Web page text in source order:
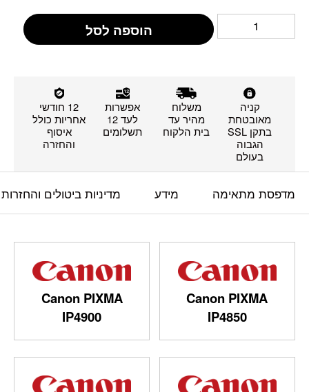
הוספה לסל
קניה
מאובטחת
בתקן SSL
הגבוה
בעולם
משלוח
מהיר עד
בית הלקוח
אפשרות
לעד 12
תשלומים
12 חודשי
אחריות כולל
איסוף
והחזרה
מדפסת מתאימה מידע מדיניות ביטולים והחזרות
Canon PIXMA
IP4850
Canon PIXMA
IP4900